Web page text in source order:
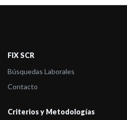
-Fitch afirma la calificación de
-Fitch afirma la calificación de
-Fitch afirma la calificación de
FIX SCR
Búsquedas Laborales
Contacto
Criterios y Metodologías